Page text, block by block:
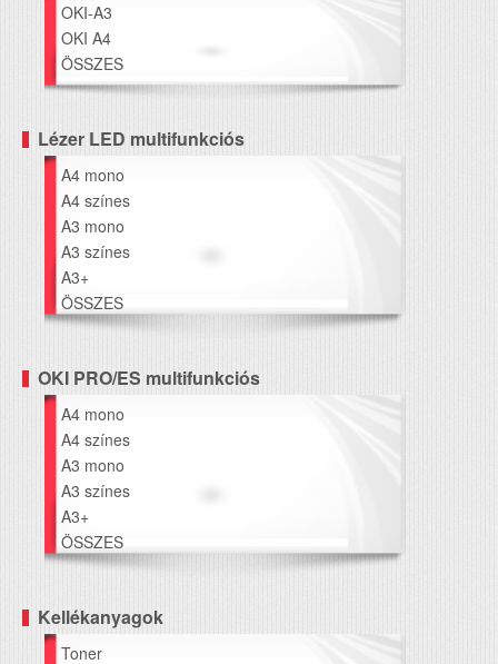
OKI-A3
OKI A4
ÖSSZES
Lézer LED multifunkciós
A4 mono
A4 színes
A3 mono
A3 színes
A3+
ÖSSZES
OKI PRO/ES multifunkciós
A4 mono
A4 színes
A3 mono
A3 színes
A3+
ÖSSZES
Kellékanyagok
Toner